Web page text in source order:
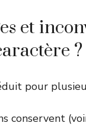
et
?
pour
conservent